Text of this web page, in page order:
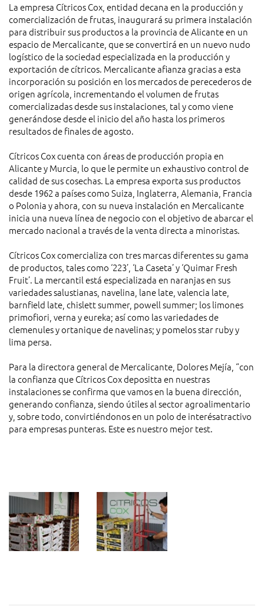
La empresa Cítricos Cox, entidad decana en la producción y
comercialización de frutas, inaugurará su primera instalación
para distribuir sus productos a la provincia de Alicante en un
espacio de Mercalicante, que se convertirá en un nuevo nudo
logístico de la sociedad especializada en la producción y
exportación de cítricos. Mercalicante afianza gracias a esta
incorporación su posición en los mercados de perecederos de
origen agrícola, incrementando el volumen de frutas
comercializadas desde sus instalaciones, tal y como viene
generándose desde el inicio del año hasta los primeros
resultados de finales de agosto.
Cítricos Cox cuenta con áreas de producción propia en
Alicante y Murcia, lo que le permite un exhaustivo control de
calidad de sus cosechas. La empresa exporta sus productos
desde 1962 a países como Suiza, Inglaterra, Alemania, Francia
o Polonia y ahora, con su nueva instalación en Mercalicante
inicia una nueva línea de negocio con el objetivo de abarcar el
mercado nacional a través de la venta directa a minoristas.
Cítricos Cox comercializa con tres marcas diferentes su gama
de productos, tales como ‘223’, ‘La Caseta’ y ‘Quimar Fresh
Fruit’. La mercantil está especializada en naranjas en sus
variedades salustianas, navelina, lane late, valencia late,
barnfield late, chislett summer, powell summer; los limones
primofiori, verna y eureka; así como las variedades de
clemenules y ortanique de navelinas; y pomelos star ruby y
lima persa.
Para la directora general de Mercalicante, Dolores Mejía, “con
la confianza que Cítricos Cox depositta en nuestras
instalaciones se confirma que vamos en la buena dirección,
generando confianza, siendo útiles al sector agroalimentario
y, sobre todo, convirtiéndonos en un polo de interésatractivo
para empresas punteras. Este es nuestro mejor test.